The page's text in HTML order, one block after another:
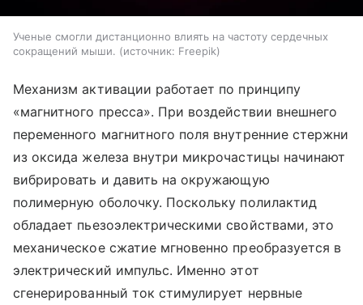
Ученые смогли дистанционно влиять на частоту сердечных
сокращений мыши.
источник: Freepik
Механизм активации работает по принципу
«магнитного пресса». При воздействии внешнего
переменного магнитного поля внутренние стержни
из оксида железа внутри микрочастицы начинают
вибрировать и давить на окружающую
полимерную оболочку. Поскольку полилактид
обладает пьезоэлектрическими свойствами, это
механическое сжатие мгновенно преобразуется в
электрический импульс. Именно этот
сгенерированный ток стимулирует нервные